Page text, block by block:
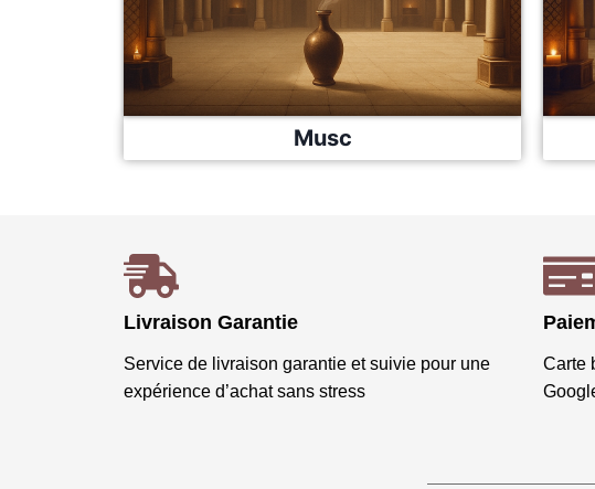
Musc
Livraison Garantie
Service de livraison garantie et suivie pour une
expérience d’achat sans stress
Carte